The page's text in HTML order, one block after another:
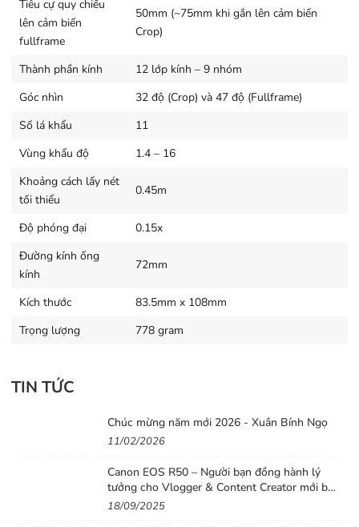
chúng tôi quan sát được thì đây là một trong những ống
kính có độ chuyển mịn nhất mà các chi tiết phía sau vẫn
rất đẹp.
Tên đại diện cho kiểu thiết kế quang học như Distagon,
Planar và T* tượng trưng cho lớp phủ chống phản xạ có
mặt ở phần viền trước của lens
sáng cao ngay cả khi điều kiện ánh sáng là không thuận
Một trong những lens tốt nhất trong thời điểm hiện tại
cả về chất lượng hình ảnh, màu sắc.
Có chức năng khóa nét.
Có bán kèm theo hood.
Lens 50mm cao cấp nhất của Sony.
Tạo được hiệu ứng 3D với độ tương phản tốt.
Giữ được chi tiết tại khẩu lớn một cách xuất sắc.
Tiêu cự quy chiếu
lên cảm biến
fullframe
50mm (~75mm khi gắn lên cảm biến
Crop)
Thành phần kính
12 lớp kính – 9 nhóm
Góc nhìn
32 độ (Crop) và 47 độ (Fullframe)
Số lá khẩu
11
Vùng khẩu độ
1.4 – 16
Khoảng cách lấy nét
tối thiểu
0.45m
Độ phóng đại
0.15x
Đường kính ống
kính
72mm
Kích thước
83.5mm x 108mm
Trọng lượng
778 gram
TIN TỨC
Chúc mừng năm mới 2026 - Xuân Bính Ngọ
11/02/2026
Canon EOS R50 – Người bạn đồng hành lý
tưởng cho Vlogger & Content Creator mới bắt
đầu
18/09/2025